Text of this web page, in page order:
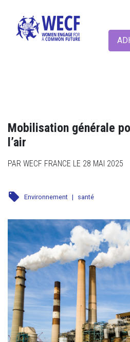
Mobilisation générale
l’air
PAR WECF FRANCE LE 28 MAI 2025
local_offer Environnement | santé